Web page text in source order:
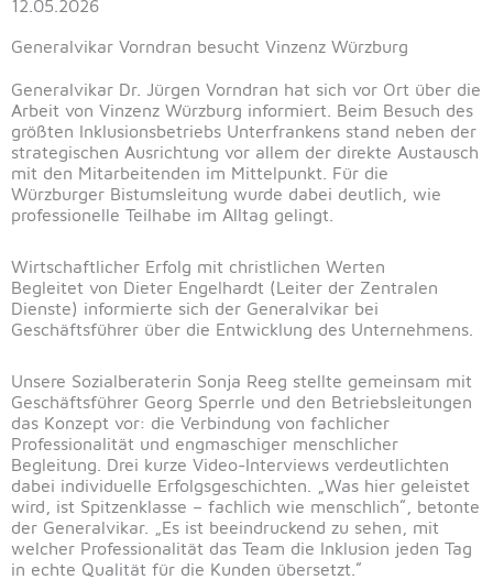
12.05.2026
Generalvikar Vorndran besucht Vinzenz Würzburg
Generalvikar Dr. Jürgen Vorndran hat sich vor Ort über die
Arbeit von Vinzenz Würzburg informiert. Beim Besuch des
größten Inklusionsbetriebs Unterfrankens stand neben der
strategischen Ausrichtung vor allem der direkte Austausch
mit den Mitarbeitenden im Mittelpunkt. Für die
Würzburger Bistumsleitung wurde dabei deutlich, wie
professionelle Teilhabe im Alltag gelingt.
Wirtschaftlicher Erfolg mit christlichen Werten
Begleitet von Dieter Engelhardt (Leiter der Zentralen
Dienste) informierte sich der Generalvikar bei
Geschäftsführer über die Entwicklung des Unternehmens.
Unsere Sozialberaterin Sonja Reeg stellte gemeinsam mit
Geschäftsführer Georg Sperrle und den Betriebsleitungen
das Konzept vor: die Verbindung von fachlicher
Professionalität und engmaschiger menschlicher
Begleitung. Drei kurze Video-Interviews verdeutlichten
dabei individuelle Erfolgsgeschichten. „Was hier geleistet
wird, ist Spitzenklasse – fachlich wie menschlich“, betonte
der Generalvikar. „Es ist beeindruckend zu sehen, mit
welcher Professionalität das Team die Inklusion jeden Tag
in echte Qualität für die Kunden übersetzt.“